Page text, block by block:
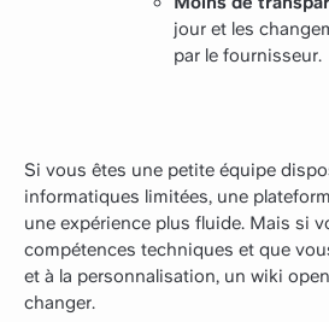
jour et les
par le fournisseur.
Si vous êtes une petite équipe
informatiques limitées, une
une expérience plus fluide. Mais si
compétences techniques et que
et à la personnalisation, un wiki
changer.